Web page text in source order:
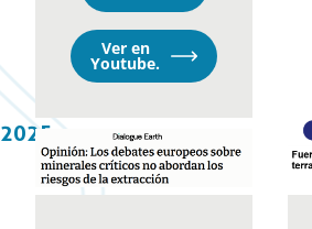
Ver en
Youtube.Opens
in
2025